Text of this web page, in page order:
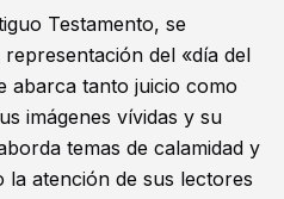
Testamento, se
del «día del
abarca tanto juicio como
imágenes vívidas y su
temas de calamidad y
atención de sus lectores